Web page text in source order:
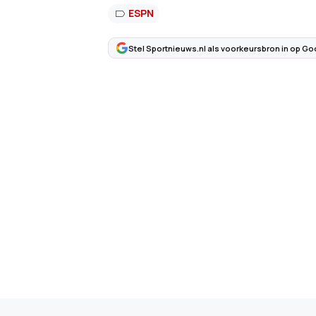
ESPN
Stel Sportnieuws.nl als voorkeursbron in op